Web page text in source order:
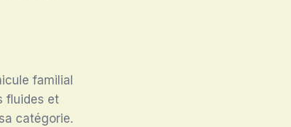
familial
fluides et
catégorie.